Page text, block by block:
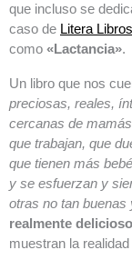
que incluso se
caso de Litera Libros
como «Lactancia».
Un libro que nos
preciosas, reales,
cercanas de
que trabajan, que
que tienen más
y se esfuerzan y
otras no tan
realmente delicioso
muestran la